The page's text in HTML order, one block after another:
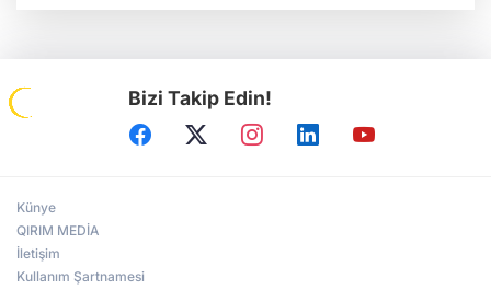
Bizi Takip Edin!
Künye
QIRIM MEDİA
İletişim
Kullanım Şartnamesi